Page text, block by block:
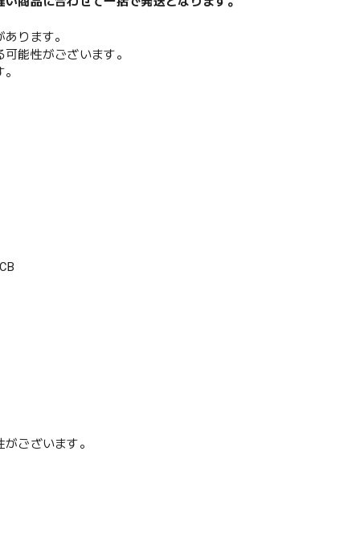
ります。
能性がございます。
ございます。